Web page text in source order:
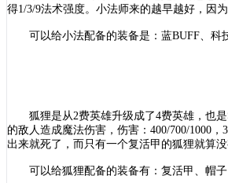
得1/3/9法术强度。小法师来的越早越好，因
可以给小法配备的装备是：蓝BUFF、科
狐狸是从 2费英雄升级成了4费英雄，也
的敌人造成魔法伤害，伤害：400/700/1000
出来就死了，而只有一个复活甲的狐狸就算
可以给狐狸配备的装备有：复活甲、帽